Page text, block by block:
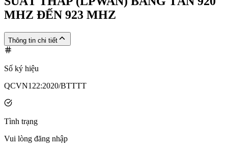
MHZ ĐẾN 923 MHZ
Thông tin chi tiết
Số ký hiệu
QCVN122:2020/BTTTT
Tình trạng
Vui lòng đăng nhập